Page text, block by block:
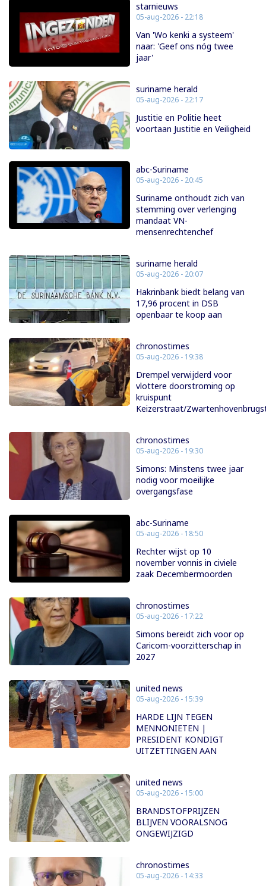
starnieuws
05-aug-2026 - 22:18
Van 'Wo kenki a systeem'
naar: 'Geef ons nóg twee
jaar'
suriname herald
05-aug-2026 - 22:17
Justitie en Politie heet
voortaan Justitie en Veiligheid
abc-Suriname
05-aug-2026 - 20:45
Suriname onthoudt zich van
stemming over verlenging
mandaat VN-
mensenrechtenchef
suriname herald
05-aug-2026 - 20:07
Hakrinbank biedt belang van
17,96 procent in DSB
openbaar te koop aan
chronostimes
05-aug-2026 - 19:38
Drempel verwijderd voor
vlottere doorstroming op
kruispunt
Keizerstraat/
chronostimes
05-aug-2026 - 19:30
Simons: Minstens twee jaar
nodig voor moeilijke
overgangsfase
abc-Suriname
05-aug-2026 - 18:50
Rechter wijst op 10
november vonnis in civiele
zaak Decembermoorden
chronostimes
05-aug-2026 - 17:22
Simons bereidt zich voor op
Caricom-voorzitterschap in
2027
united news
05-aug-2026 - 15:39
HARDE LIJN TEGEN
MENNONIETEN |
PRESIDENT KONDIGT
UITZETTINGEN AAN
united news
05-aug-2026 - 15:00
BRANDSTOFPRIJZEN
BLIJVEN VOORALSNOG
ONGEWIJZIGD
chronostimes
05-aug-2026 - 14:33